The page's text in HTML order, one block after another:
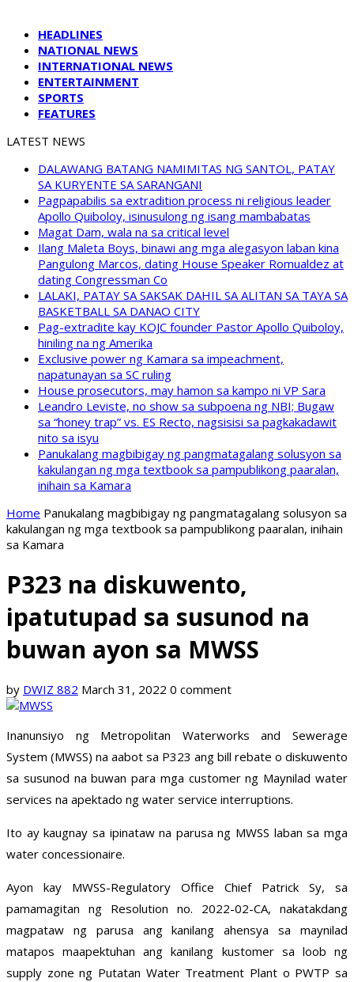
HEADLINES
NATIONAL NEWS
INTERNATIONAL NEWS
ENTERTAINMENT
SPORTS
FEATURES
LATEST NEWS
DALAWANG BATANG NAMIMITAS NG SANTOL, PATAY
SA KURYENTE SA SARANGANI
Pagpapabilis sa extradition process ni religious leader
Apollo Quiboloy, isinusulong ng isang mambabatas
Magat Dam, wala na sa critical level
Ilang Maleta Boys, binawi ang mga alegasyon laban kina
Pangulong Marcos, dating House Speaker Romualdez at
dating Congressman Co
LALAKI, PATAY SA SAKSAK DAHIL SA ALITAN SA TAYA SA
BASKETBALL SA DANAO CITY
Pag-extradite kay KOJC founder Pastor Apollo Quiboloy,
hiniling na ng Amerika
Exclusive power ng Kamara sa impeachment,
napatunayan sa SC ruling
House prosecutors, may hamon sa kampo ni VP Sara
Leandro Leviste, no show sa subpoena ng NBI; Bugaw
sa “honey trap” vs. ES Recto, nagsisisi sa pagkakadawit
nito sa isyu
Panukalang magbibigay ng pangmatagalang solusyon sa
kakulangan ng mga textbook sa pampublikong paaralan,
inihain sa Kamara
Home Panukalang magbibigay ng pangmatagalang solusyon sa
kakulangan ng mga textbook sa pampublikong paaralan, inihain
sa Kamara
P323 na diskuwento,
ipatutupad sa susunod na
buwan ayon sa MWSS
by DWIZ 882 March 31, 2022 0 comment
Inanunsiyo ng Metropolitan Waterworks and Sewerage
System (MWSS) na aabot sa P323 ang bill rebate o diskuwento
sa susunod na buwan para mga customer ng Maynilad water
services na apektado ng water service interruptions.
Ito ay kaugnay sa ipinataw na parusa ng MWSS laban sa mga
water concessionaire.
Ayon kay MWSS-Regulatory Office Chief Patrick Sy, sa
pamamagitan ng Resolution no. 2022-02-CA, nakatakdang
magpataw ng parusa ang kanilang ahensya sa maynilad
matapos maapektuhan ang kanilang kustomer sa loob ng
supply zone ng Putatan Water Treatment Plant o PWTP sa